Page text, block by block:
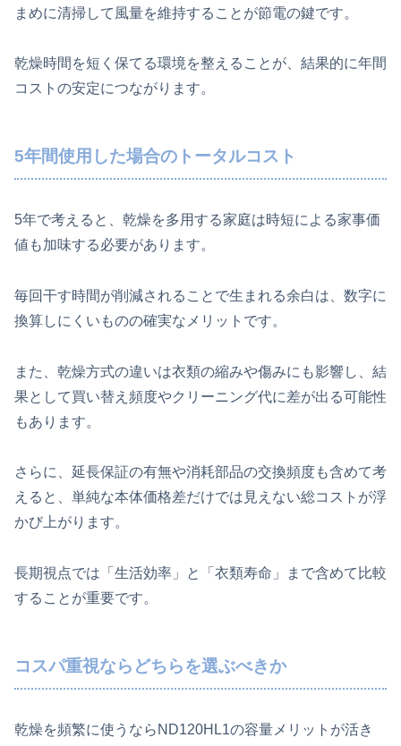
まめに清掃して風量を維持することが節電の鍵です。
乾燥時間を短く保てる環境を整えることが、結果的に年間
コストの安定につながります。
5年間使用した場合のトータルコスト
5年で考えると、乾燥を多用する家庭は時短による家事価
値も加味する必要があります。
毎回干す時間が削減されることで生まれる余白は、数字に
換算しにくいものの確実なメリットです。
また、乾燥方式の違いは衣類の縮みや傷みにも影響し、結
果として買い替え頻度やクリーニング代に差が出る可能性
もあります。
さらに、延長保証の有無や消耗部品の交換頻度も含めて考
えると、単純な本体価格差だけでは見えない総コストが浮
かび上がります。
長期視点では「生活効率」と「衣類寿命」まで含めて比較
することが重要です。
コスパ重視ならどちらを選ぶべきか
乾燥を頻繁に使うならND120HL1の容量メリットが活き